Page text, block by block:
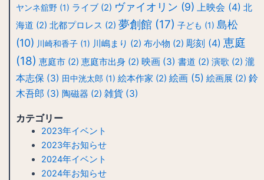
ヤンネ舘野(1) ライブ(2) ヴァイオリン (9) 上映会 (4) 北
海道 (2) 北都プロレス (2) 夢創館 (17) 子ども (1) 島松
(10) 川崎和香子(1) 川嶋まり (2) 布小物 (2) 彫刻 (4) 恵庭
(18) 恵庭市(2) 恵庭市出身 (2) 映画(3) 書道 (2) 演歌 (2) 瀧
本志保(3) 田中洸太郎 (1) 絵本作家 (2) 絵画(5) 絵画展 (2) 鈴
木吾郎 (3) 陶磁器 (2) 雑貨(3)
カテゴリー
2023年イベント
2023年お知らせ
2024年イベント
2024年お知らせ